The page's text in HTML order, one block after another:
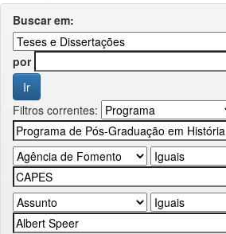
Buscar em:
por
Filtros correntes: